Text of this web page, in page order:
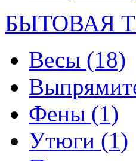
БЫТОВАЯ
Весы (18)
Фены (1)
Утюги (1)